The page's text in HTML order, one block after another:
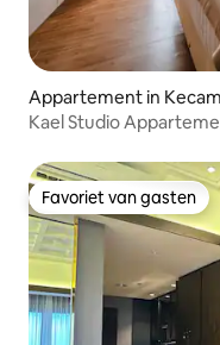
Appartement in
Kael Studio
Favoriet van gasten
Favoriet van gasten